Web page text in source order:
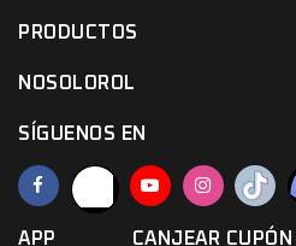
PRODUCTOS
NOSOLOROL
SÍGUENOS EN
APP CANJEAR CUPÓN